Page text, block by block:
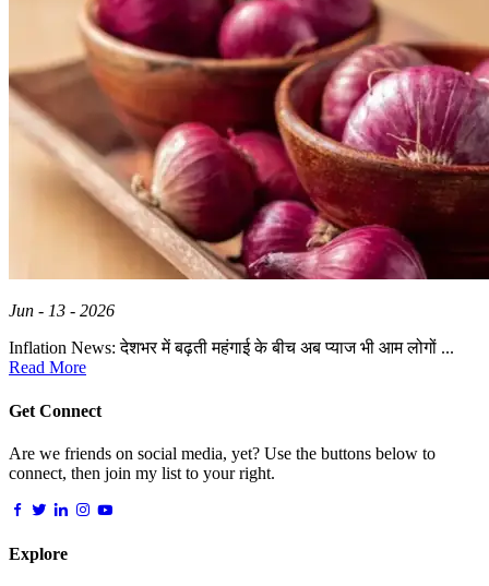
Jun - 13 - 2026
Inflation News: देशभर में बढ़ती महंगाई के बीच अब प्याज भी आम लोगों ...
Read More
Get Connect
Are we friends on social media, yet? Use the buttons below to
connect, then join my list to your right.
Explore